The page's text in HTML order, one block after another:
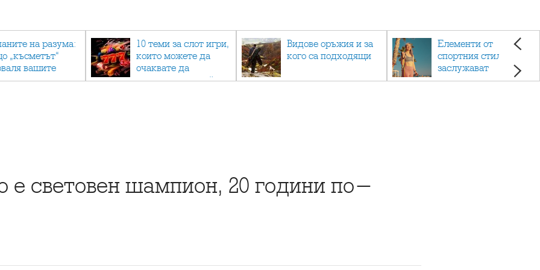
на разума:
„късметът“
вашите
мачове и
10 теми за слот игри,
които можете да
очаквате да
намерите в онлайн
Видове оръжия и за
кого са подходящи
Елементи от
спортния стил, които
заслужават
внимание
е световен шампион, 20 години по-